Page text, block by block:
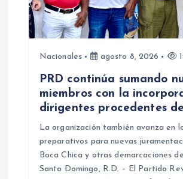
n
t
Nacionales agosto 8, 2026
PRD continúa sumando
miembros con la
dirigentes procedentes
La organización también avanza en
preparativos para nuevas
Boca Chica y otras demarcaciones
Santo Domingo, R.D. – El Partido